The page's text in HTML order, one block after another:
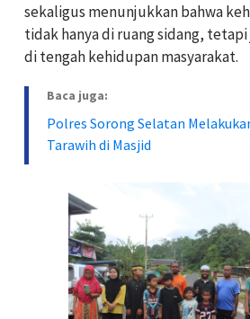
sekaligus menunjukkan bahwa
tidak hanya di ruang sidang,
di tengah kehidupan masyarakat.
Baca juga:
Polres Sorong Selatan
Tarawih di Masjid